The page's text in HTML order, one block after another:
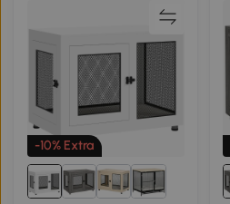
-10% Extra